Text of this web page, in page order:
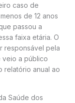
caso de
de 12 anos
passou a
faixa etária. O
responsável pela
veio a público
relatório anual ao
Saúde dos